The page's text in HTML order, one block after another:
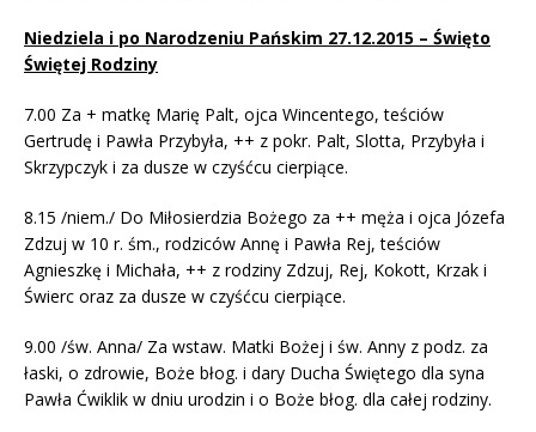
Niedziela i po Narodzeniu Pańskim 27.12.2015 – Święto
Świętej Rodziny
7.00 Za + matkę Marię Palt, ojca Wincentego, teściów
Gertrudę i Pawła Przybyła, ++ z pokr. Palt, Slotta, Przybyła i
Skrzypczyk i za dusze w czyśćcu cierpiące.
8.15 /niem./ Do Miłosierdzia Bożego za ++ męża i ojca Józefa
Zdzuj w 10 r. śm., rodziców Annę i Pawła Rej, teściów
Agnieszkę i Michała, ++ z rodziny Zdzuj, Rej, Kokott, Krzak i
Świerc oraz za dusze w czyśćcu cierpiące.
9.00 /św. Anna/ Za wstaw. Matki Bożej i św. Anny z podz. za
łaski, o zdrowie, Boże błog. i dary Ducha Świętego dla syna
Pawła Ćwiklik w dniu urodzin i o Boże błog. dla całej rodziny.